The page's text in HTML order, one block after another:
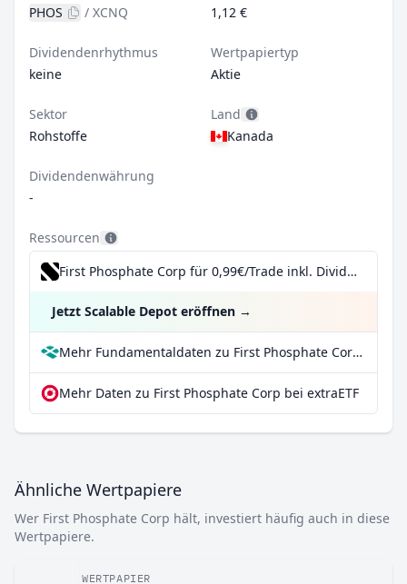
PHOS
/ XCNQ
1,12 €
Dividendenrhythmus
keine
Wertpapiertyp
Aktie
Sektor
Rohstoffe
Land
Kanada
Dividendenwährung
-
Ressourcen
First Phosphate Corp für 0,99€/Trade inkl. Dividend Reinvestment Plan
Jetzt Scalable Depot eröffnen →
Mehr Fundamentaldaten zu First Phosphate Corp bei Parqet
Mehr Daten zu First Phosphate Corp bei extraETF
Ähnliche Wertpapiere
Wer First Phosphate Corp hält, investiert häufig auch in diese
Wertpapiere.
WERTPAPIER